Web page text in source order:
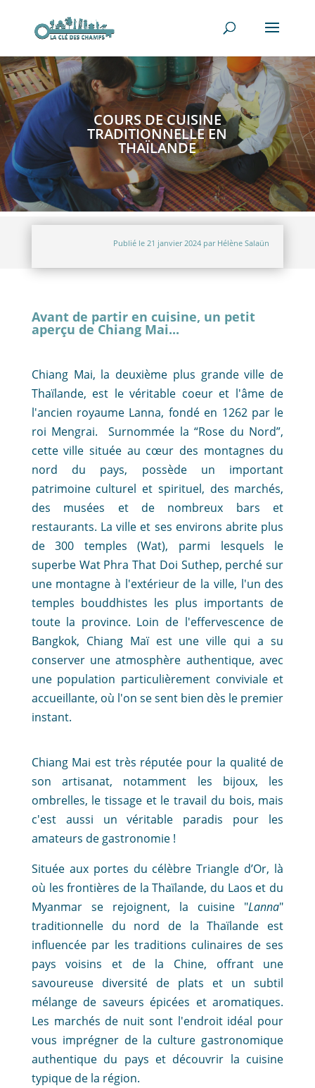
COURS DE CUISINE
TRADITIONNELLE EN
THAÏLANDE
Publié le 21 janvier 2024 par Hélène Salaün
Avant de partir en cuisine, un petit
aperçu de Chiang Mai...
Chiang Mai, la deuxième plus grande ville de
Thaïlande, est le véritable coeur et l'âme de
l'ancien royaume Lanna, fondé en 1262 par le
roi Mengrai. Surnommée la “Rose du Nord”,
cette ville située au cœur des montagnes du
nord du pays, possède un important
patrimoine culturel et spirituel, des marchés,
des musées et de nombreux bars et
restaurants. La ville et ses environs abrite plus
de 300 temples (Wat), parmi lesquels le
superbe Wat Phra That Doi Suthep, perché sur
une montagne à l'extérieur de la ville, l'un des
temples bouddhistes les plus importants de
toute la province. Loin de l'effervescence de
Bangkok, Chiang Maï est une ville qui a su
conserver une atmosphère authentique, avec
une population particulièrement conviviale et
accueillante, où l'on se sent bien dès le premier
instant.
Chiang Mai est très réputée pour la qualité de
son artisanat, notamment les bijoux, les
ombrelles, le tissage et le travail du bois, mais
c'est aussi un véritable paradis pour les
amateurs de gastronomie !
Située aux portes du célèbre Triangle d’Or, là
où les frontières de la Thaïlande, du Laos et du
Myanmar se rejoignent, la cuisine "Lanna"
traditionnelle du nord de la Thaïlande est
influencée par les traditions culinaires de ses
pays voisins et de la Chine, offrant une
savoureuse diversité de plats et un subtil
mélange de saveurs épicées et aromatiques.
Les marchés de nuit sont l'endroit idéal pour
vous imprégner de la culture gastronomique
authentique du pays et découvrir la cuisine
typique de la région.